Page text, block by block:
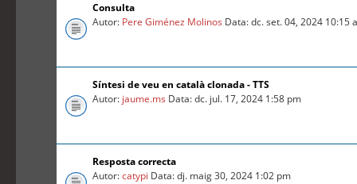
Consulta
Autor: Pere Giménez Molinos Data: dc. set. 04, 2024 10:15
Síntesi de veu en català clonada - TTS
Autor: jaume.ms Data: dc. jul. 17, 2024 1:58 pm
Resposta correcta
Autor:catypi Data: dj. maig 30, 2024 1:02 pm